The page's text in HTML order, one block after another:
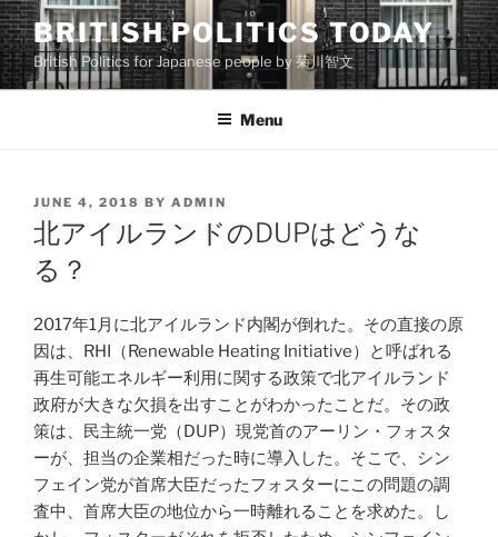
Skip
to
content
BRITISH POLITICS TODAY
British Politics for Japanese people by 菊川智文
Menu
POSTED
ON
JUNE 4, 2018 BY ADMIN
北アイルランドのDUPはどうな
る？
2017年1月に北アイルランド内閣が倒れた。その直接の原
因は、RHI（Renewable Heating Initiative）と呼ばれる
再生可能エネルギー利用に関する政策で北アイルランド
政府が大きな欠損を出すことがわかったことだ。その政
策は、民主統一党（DUP）現党首のアーリン・フォスタ
ーが、担当の企業相だった時に導入した。そこで、シン
フェイン党が首席大臣だったフォスターにこの問題の調
査中、首席大臣の地位から一時離れることを求めた。し